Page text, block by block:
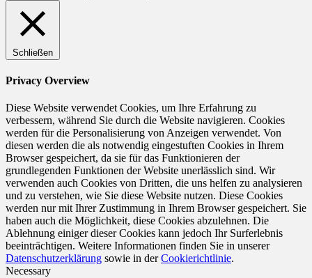
Schließen
Privacy Overview
Diese Website verwendet Cookies, um Ihre Erfahrung zu
verbessern, während Sie durch die Website navigieren. Cookies
werden für die Personalisierung von Anzeigen verwendet. Von
diesen werden die als notwendig eingestuften Cookies in Ihrem
Browser gespeichert, da sie für das Funktionieren der
grundlegenden Funktionen der Website unerlässlich sind. Wir
verwenden auch Cookies von Dritten, die uns helfen zu analysieren
und zu verstehen, wie Sie diese Website nutzen. Diese Cookies
werden nur mit Ihrer Zustimmung in Ihrem Browser gespeichert. Sie
haben auch die Möglichkeit, diese Cookies abzulehnen. Die
Ablehnung einiger dieser Cookies kann jedoch Ihr Surferlebnis
beeinträchtigen. Weitere Informationen finden Sie in unserer
Datenschutzerklärung sowie in derCookierichtlinie.
Necessary